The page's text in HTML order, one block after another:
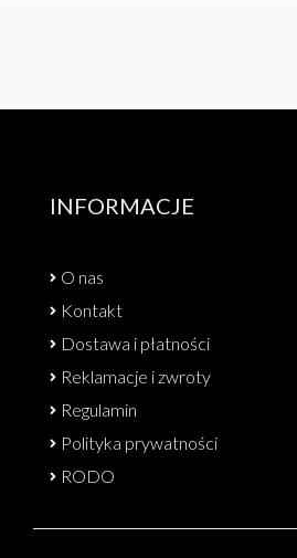
INFORMACJE
O nas
Kontakt
Dostawa i płatności
Reklamacje i zwroty
Regulamin
Polityka prywatności
RODO